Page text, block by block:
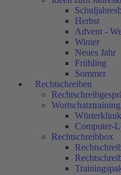
Herbst
Advent -
Winter
Neues Jahr
Frühling
Sommer
Rechtschreiben
Wortschatztraining
Computer-
Rechtschreibbox